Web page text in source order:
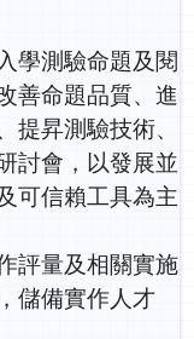
學測驗命題及閱
善命題品質、進
昇測驗技術、
討會，以發展並
可信賴工具為主
評量及相關實施
儲備實作人才